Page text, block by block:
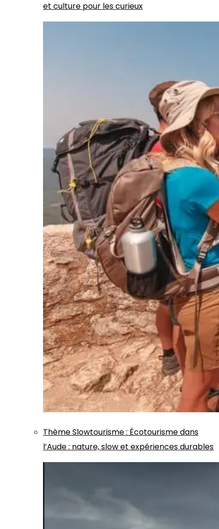
et culture pour les curieux
ThèmeSlowtourisme: Écotourisme dans
l’Aude : nature, slow et expériences durables